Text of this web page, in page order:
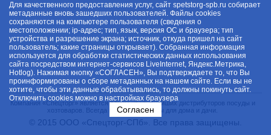
Компания «Спецторг» является одним из крупнейших дистрибуторов посуды и
хозтоваров. Всегда в наличии товары для дома и дачи.
© 2015 ООО «Спецторг-СПб». Все права защищены.
Для качественного предоставления услуг, сайт spetstorg-spb.ru собирает
метаданные вновь зашедших пользователей. Файлы cookies
сохраняются на компьютере пользователя (сведения о
местоположении; ip-адрес; тип, язык, версия ОС и браузера; тип
устройства и разрешение экрана; источник, откуда пришел на сайт
пользователь; какие страницы открывает). Собранная информация
используется для обработки статистических данных использования
сайта посредством интернет-сервисов LiveInternet, Яндекс.Метрика,
Hotlog). Нажимая кнопку «СОГЛАСЕН», Вы подтверждаете то, что Вы
проинформированы о сборе метаданных на нашем сайте. Если вы не
хотите, чтобы эти данные обрабатывались, то должны покинуть сайт.
Отключить cookies можно в настройках браузера
Согласен